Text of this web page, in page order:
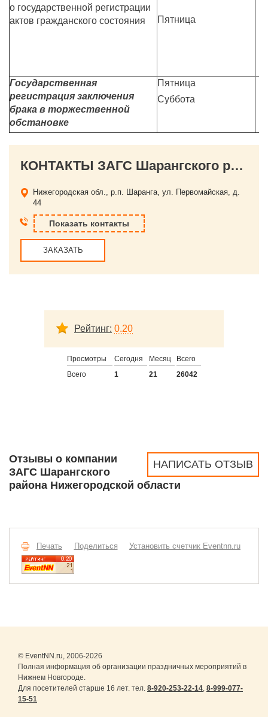
о государственной регистрации
актов гражданского состояния
Пятница
Государственная
регистрация заключения
брака в торжественной
обстановке
Пятница
Суббота
КОНТАКТЫ ЗАГС Шарангского района Нижегородской области
Нижегородская обл., р.п. Шаранга, ул. Первомайская, д.
44
Показать контакты
ЗАКАЗАТЬ
Рейтинг: 0.20
Просмотры Сегодня Месяц
Всего
Всего
1 21 26042
НАПИСАТЬ ОТЗЫВ
Отзывы о компании
ЗАГС Шарангского
района Нижегородской области
Печать Поделиться Установить счетчик Eventnn.ru
© EventNN.ru, 2006-2026
Полная информация об организации праздничных мероприятий в
Нижнем Новгороде.
Для посетителей старше 16 лет. тел. 8-920-253-22-14 8-999-077-
15-51